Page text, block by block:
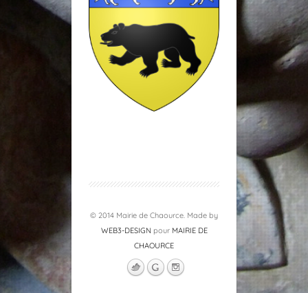
© 2014 Mairie de Chaource. Made by
WEB3-DESIGN pour MAIRIE DE
CHAOURCE